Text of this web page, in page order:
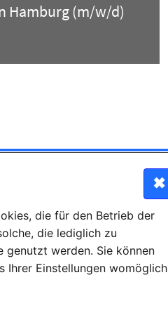
Hamburg (m/w/d)
Junior-VertriebsmitarbeiterIn im Außendienst für dentale Implantologie Gebiete: Rheinland / Südwestfalen / Mittelhessen / Rheinhessen (m/w/d)
in Breckerfeld
und Hessen (m/w/d)
die für den Betrieb der
die lediglich zu
genutzt werden. Sie können
Ihrer Einstellungen womöglich
✖